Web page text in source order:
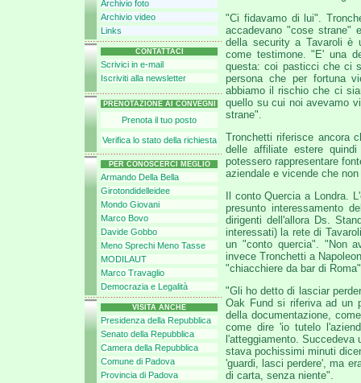
Archivio foto
Archivio video
Links
CONTATTACI
Scrivici in e-mail
Iscriviti alla newsletter
PRENOTAZIONE AI CONVEGNI
Prenota il tuo posto
Verifica lo stato della richiesta
PER CONOSCERCI MEGLIO
Armando Della Bella
Girotondidelleidee
Mondo Giovani
Marco Bovo
Davide Gobbo
Meno Sprechi Meno Tasse
MODILAUT
Marco Travaglio
Democrazia e Legalità
VISITA ANCHE
Presidenza della Repubblica
Senato della Repubblica
Camera della Repubblica
Comune di Padova
Provincia di Padova
"Ci fidavamo di lui".
accadevano "cose strane"
della security a Tavaroli è
come testimone. "E' una
questa: coi pasticci che ci
persona che per fortuna
abbiamo il rischio che ci
quello su cui noi avevamo
strane".
Tronchetti riferisce ancora
delle affiliate estere
potessero rappresentare
aziendale e vicende che
Il conto Quercia a Londra.
presunto interessamento
dirigenti dell'allora Ds.
interessati) la rete di
un "conto quercia". "Non
invece Tronchetti a
"chiacchiere da bar di
"Gli ho detto di lasciar
Oak Fund si riferiva ad un
della documentazione,
come dire 'io tutelo
l'atteggiamento.
stava pochissimi minuti
'guardi, lasci perdere', ma
di carta, senza niente".